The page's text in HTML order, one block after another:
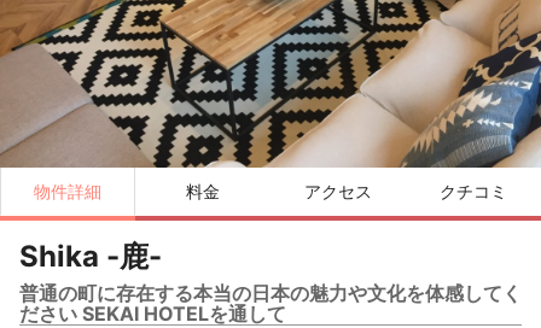
物件詳細 料金 アクセス クチコミ
Shika -鹿-
普通の町に存在する本当の日本の魅力や文化を体感してく
ださい SEKAI HOTELを通して